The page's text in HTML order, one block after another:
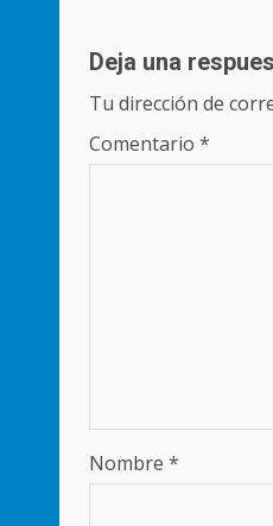
Deja una
Tu dirección de
Comentario *
Nombre *